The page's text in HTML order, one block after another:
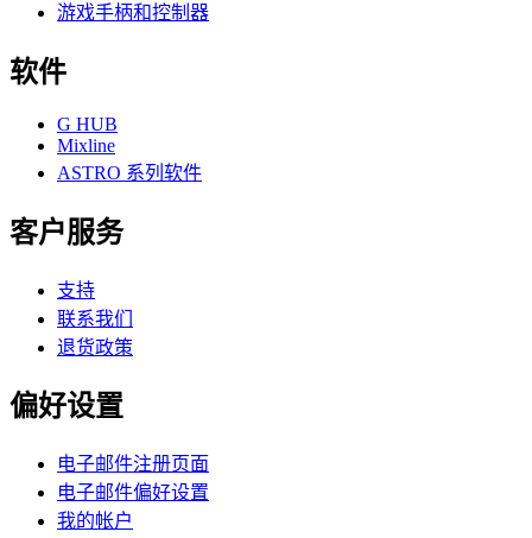
游戏手柄和控制器
软件
G HUB
Mixline
ASTRO 系列软件
客户服务
支持
联系我们
退货政策
偏好设置
电子邮件注册页面
电子邮件偏好设置
我的帐户